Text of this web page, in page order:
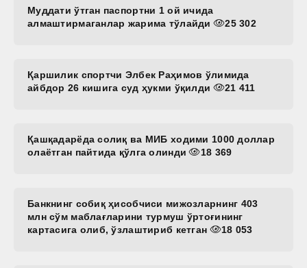
Муддати ўтган паспортни 1 ой ичида
алмаштирмаганлар жарима тўлайди
25 302
Қаршилик спортчи Элбек Раҳимов ўлимида
айбдор 26 кишига суд ҳукми ўқилди
21 411
Қашқадарёда солиқ ва МИБ ходими 1000 доллар
олаётган пайтида қўлга олинди
18 369
Банкнинг собиқ ҳисобчиси мижозларнинг 403
млн сўм маблағларини турмуш ўртоғининг
картасига олиб, ўзлаштириб кетган
18 053